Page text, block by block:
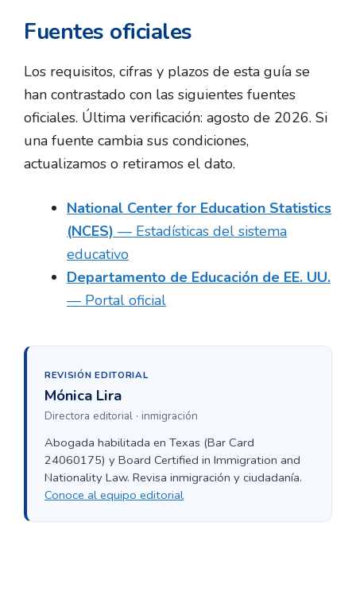
Fuentes oficiales
Los requisitos, cifras y plazos de esta guía se
han contrastado con las siguientes fuentes
oficiales. Última verificación: agosto de 2026. Si
una fuente cambia sus condiciones,
actualizamos o retiramos el dato.
National Center for Education Statistics
(NCES) — Estadísticas del sistema
educativo
Departamento de Educación de EE. UU.
— Portal oficial
REVISIÓN EDITORIAL
Mónica Lira
Directora editorial · inmigración
Abogada habilitada en Texas (Bar Card
24060175) y Board Certified in Immigration and
Nationality Law. Revisa inmigración y ciudadanía.
Conoce al equipo editorial